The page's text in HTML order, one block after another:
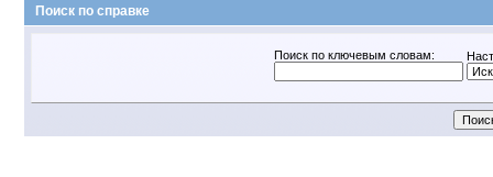
Поиск по справке
Поиск по ключевым словам: